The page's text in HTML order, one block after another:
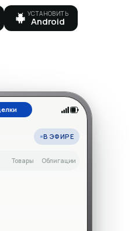
УСТАНОВИТЬ
Android
В ЭФИРЕ
Товары Облигации